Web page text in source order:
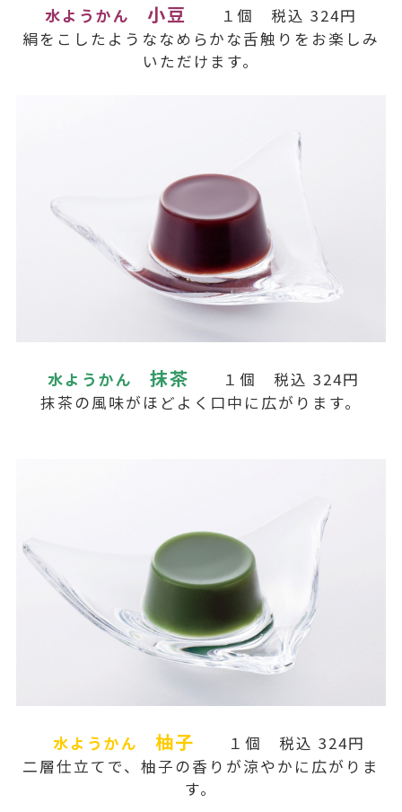
水ようかん 小豆
１個 税込 324円
絹をこしたようななめらかな舌触りをお楽しみ
いただけます。
水ようかん 抹茶 １個 税込 324円
抹茶の風味がほどよく口中に広がります。
水ようかん 柚子 １個 税込 324円
二層仕立てで、柚子の香りが涼やかに広がりま
す。